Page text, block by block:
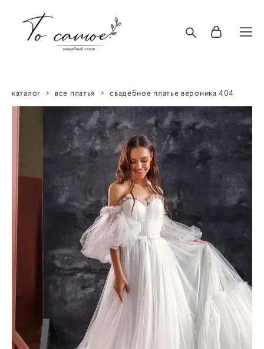
каталог > все платья > свадебное платье вероника 404